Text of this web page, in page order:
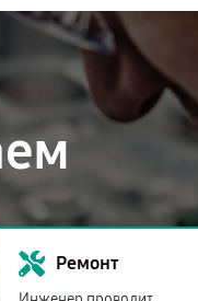
Ремонт